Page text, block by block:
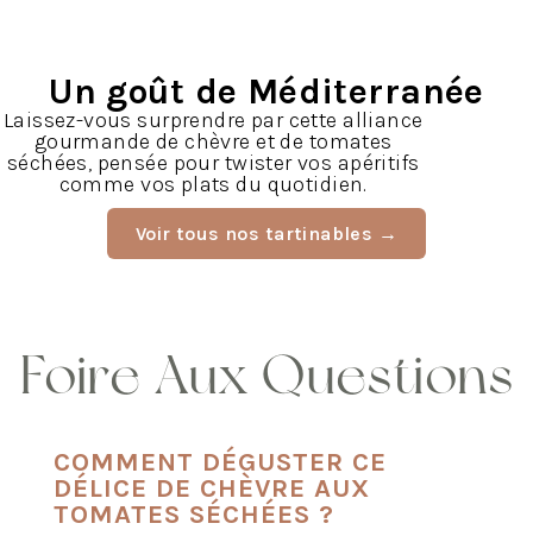
Un goût de Méditerranée
Laissez-vous surprendre par cette alliance
gourmande de chèvre et de tomates
séchées, pensée pour twister vos apéritifs
comme vos plats du quotidien.
Voir tous nos tartinables →
Foire Aux Questions
COMMENT DÉGUSTER CE
DÉLICE DE CHÈVRE AUX
TOMATES SÉCHÉES ?